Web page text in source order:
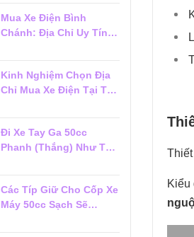
Kiểu
Mua Xe Điện Bình
Chánh: Địa Chỉ Uy Tín,
Kinh Nghiệm Chọn Địa
Chỉ Mua Xe Điện Tại Tân
Đi Xe Tay Ga 50cc
Phanh (Thắng) Như Thế
Các Típ Giữ Cho Cốp Xe
Máy 50cc Sạch Sẽ